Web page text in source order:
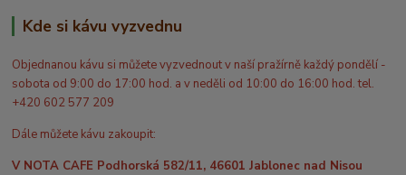
Kde si kávu vyzvednu
Objednanou kávu si můžete vyzvednout v naší pražírně každý pondělí -
sobota od 9:00 do 17:00 hod. a v neděli od 10:00 do 16:00 hod. tel.
+420 602 577 209
Dále můžete kávu zakoupit:
V NOTA CAFE Podhorská 582/11, 46601 Jablonec nad Nisou